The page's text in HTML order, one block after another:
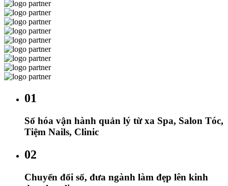
01
Số hóa vận hành quản lý từ xa Spa, Salon Tóc,
Tiệm Nails, Clinic
02
Chuyển đổi số, đưa ngành làm đẹp lên kinh